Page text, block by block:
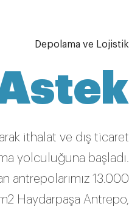
Depolama ve Lojistik
ithalat ve dış ticaret
yolculuğuna başladı.
antrepolarımız 13.000
Haydarpaşa Antrepo,